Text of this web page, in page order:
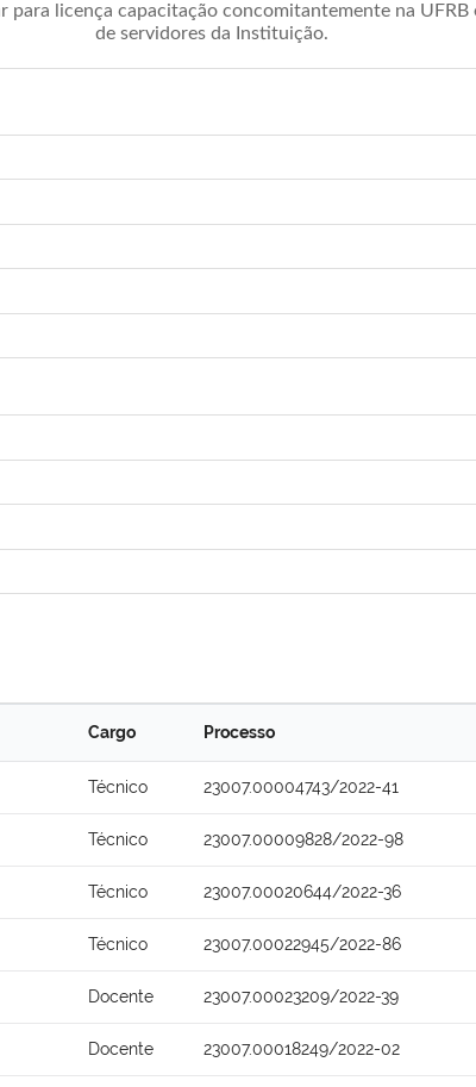
licença capacitação concomitantemente na
de servidores da Instituição.
Cargo Processo
Técnico 23007.00004743/2022-41
Técnico 23007.00009828/2022-98
Técnico 23007.00020644/2022-36
Técnico 23007.00022945/2022-86
Docente 23007.00023209/2022-39
Docente 23007.00018249/2022-02